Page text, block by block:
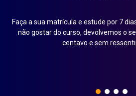
Faça a sua matrícula e estude por 7
não gostar do curso, devolvemos o
centavo e sem